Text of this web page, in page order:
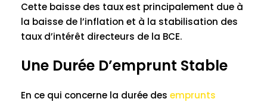
Cette baisse des taux est principalement due à
la baisse de l’inflation et à la stabilisation des
taux d’intérêt directeurs de la BCE.
Une Durée D’emprunt Stable
En ce qui concerne la durée des emprunts